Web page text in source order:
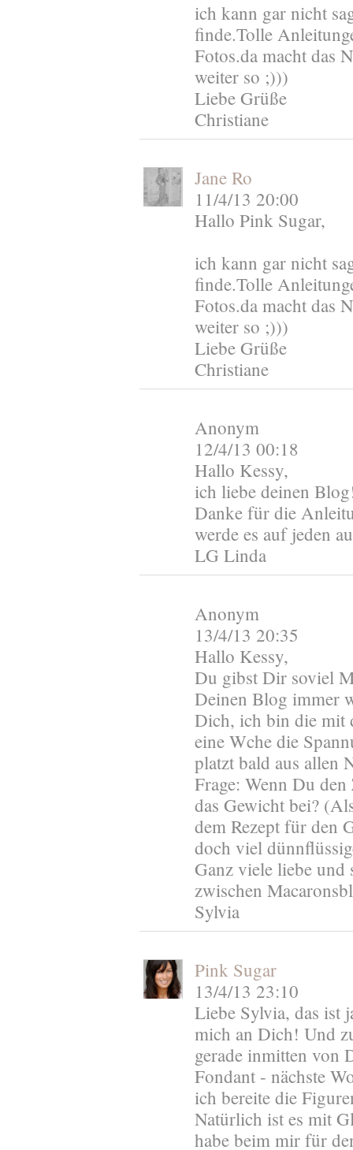
ich kann gar nicht
finde.Tolle
Fotos.da macht das
weiter so ;)))
Liebe Grüße
Christiane
Jane Ro
11/4/13 20:00
Hallo Pink Sugar,
ich kann gar nicht
finde.Tolle
Fotos.da macht das
weiter so ;)))
Liebe Grüße
Christiane
Anonym
12/4/13 00:18
Hallo Kessy,
ich liebe deinen
Danke für die
werde es auf jeden
LG Linda
Anonym
13/4/13 20:35
Hallo Kessy,
Du gibst Dir soviel
Deinen Blog immer
Dich, ich bin die mit
eine Wche die
platzt bald aus allen
Frage: Wenn Du
das Gewicht bei?
dem Rezept für den
doch viel
Ganz viele liebe und
zwischen
Sylvia
Pink Sugar
13/4/13 23:10
Liebe Sylvia, das ist
mich an Dich! Und
gerade inmitten von
Fondant - nächste
ich bereite die
Natürlich ist es mit
habe beim mir für